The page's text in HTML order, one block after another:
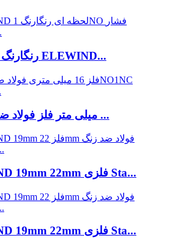
رنگارنگ لحظه ای ELEWIND...
16 میلی متر فلز فولاد ضد زنگ ...
ELEWIND 19mm 22mm فلزی Sta...
ELEWIND 19mm 22mm فلزی Sta...